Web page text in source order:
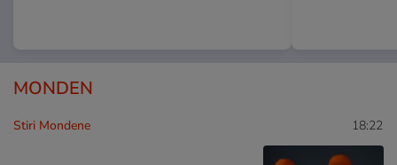
MONDEN
Stiri Mondene 18:22